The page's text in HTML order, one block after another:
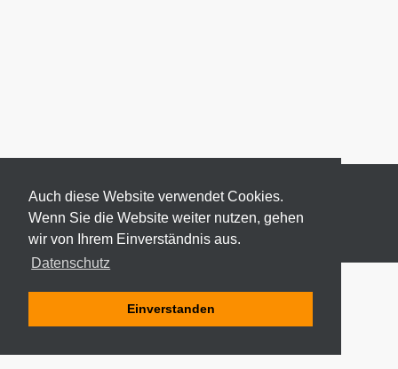
Auch diese Website verwendet Cookies.
Wenn Sie die Website weiter nutzen, gehen
wir von Ihrem Einverständnis aus.
Datenschutz
Einverstanden
© 2026 ODEKI - ALLE RECHTE VORBEHALTEN